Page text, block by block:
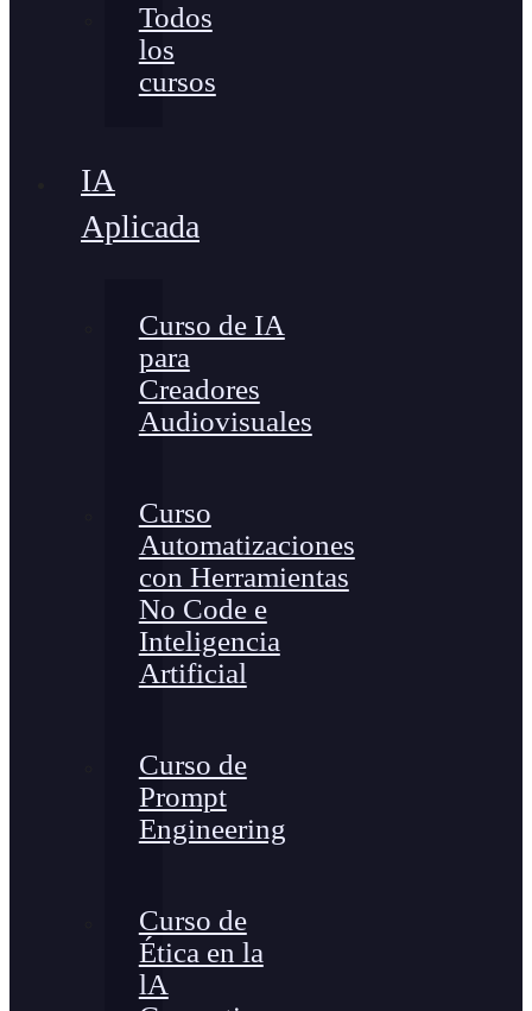
Todos
los
cursos
IA
Aplicada
Curso de IA
para
Creadores
Audiovisuales
Curso
Automatizaciones
con Herramientas
No Code e
Inteligencia
Artificial
Curso de
Prompt
Engineering
Curso de
Ética en la
lA